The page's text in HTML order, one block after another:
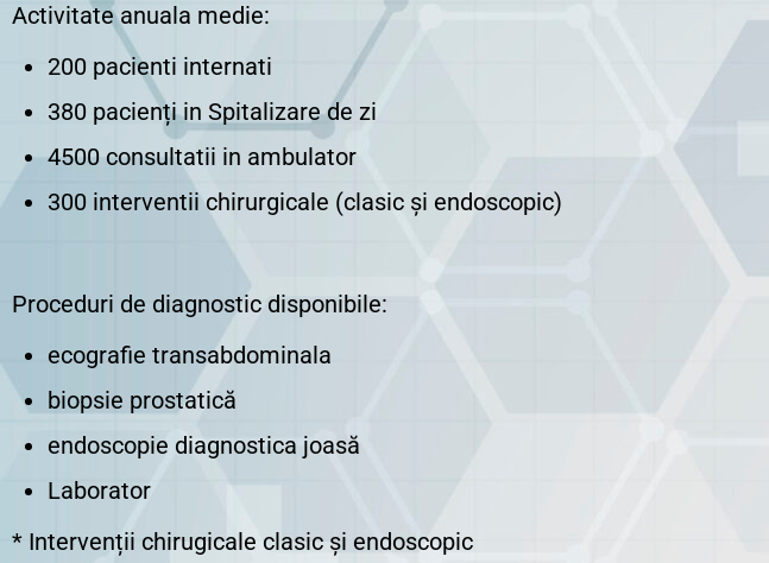
Activitate anuala medie:
200 pacienti internati
380 pacienți in Spitalizare de zi
4500 consultatii in ambulator
300 interventii chirurgicale (clasic și endoscopic)
Proceduri de diagnostic disponibile:
ecografie transabdominala
biopsie prostatică
endoscopie diagnostica joasă
Laborator
* Intervenții chirugicale clasic și endoscopic